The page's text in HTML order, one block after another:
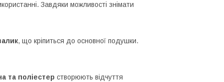
Завдяки можливості знімати
, що кріпиться до основної подушки.
та поліестер створюють відчуття